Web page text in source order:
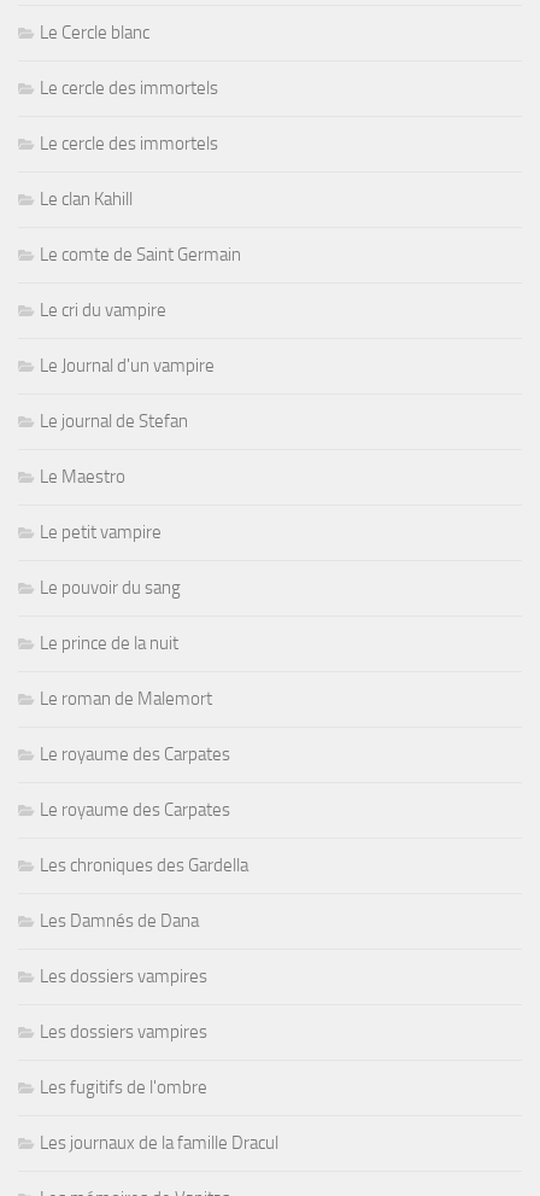
Le Cercle blanc
Le cercle des immortels
Le cercle des immortels
Le clan Kahill
Le comte de Saint Germain
Le cri du vampire
Le Journal d'un vampire
Le journal de Stefan
Le Maestro
Le petit vampire
Le pouvoir du sang
Le prince de la nuit
Le roman de Malemort
Le royaume des Carpates
Le royaume des Carpates
Les chroniques des Gardella
Les Damnés de Dana
Les dossiers vampires
Les dossiers vampires
Les fugitifs de l'ombre
Les journaux de la famille Dracul